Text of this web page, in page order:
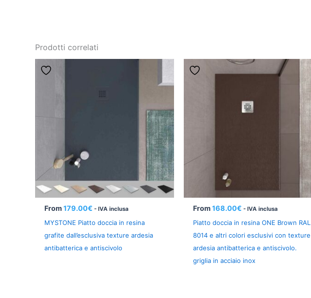
Prodotti correlati
From179.00€ - IVA inclusa
MYSTONE Piatto doccia in resina
grafite dall’esclusiva texture ardesia
antibatterica e antiscivolo
From168.00€ - IVA inclusa
Piatto doccia in resina ONE Brown RAL
8014 e altri colori esclusivi con texture
ardesia antibatterica e antiscivolo.
griglia in acciaio inox